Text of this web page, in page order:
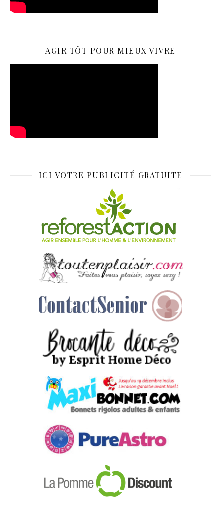
AGIR TÔT POUR MIEUX VIVRE
ICI VOTRE PUBLICITÉ GRATUITE